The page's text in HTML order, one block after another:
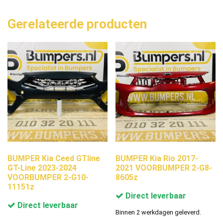
Gerelateerde producten
BUMPER Kia Ceed GTline
GT-Line 2023-2024
VOORBUMPER 2-G10-
11151z
Direct leverbaar
BUMPER Kia Rio 2017-
2021 VOORBUMPER 2-G8-
8605z
Direct leverbaar
Binnen 2 werkdagen geleverd.